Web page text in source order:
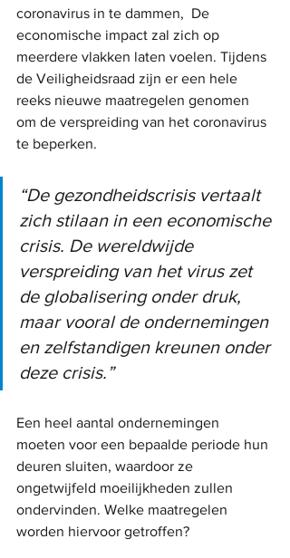
coronavirus in te dammen,  De
economische impact zal zich op
meerdere vlakken laten voelen. Tijdens
de Veiligheidsraad zijn er een hele
reeks nieuwe maatregelen genomen
om de verspreiding van het coronavirus
te beperken.
“De gezondheidscrisis vertaalt
zich stilaan in een economische
crisis. De wereldwijde
verspreiding van het virus zet
de globalisering onder druk,
maar vooral de ondernemingen
en zelfstandigen kreunen onder
deze crisis.”
Een heel aantal ondernemingen
moeten voor een bepaalde periode hun
deuren sluiten, waardoor ze
ongetwijfeld moeilijkheden zullen
ondervinden. Welke maatregelen
worden hiervoor getroffen?